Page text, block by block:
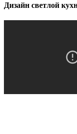
Дизайн светлой